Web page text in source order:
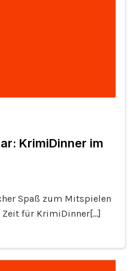
KrimiDinner im
Spaß zum Mitspielen
Zeit für KrimiDinner[…]